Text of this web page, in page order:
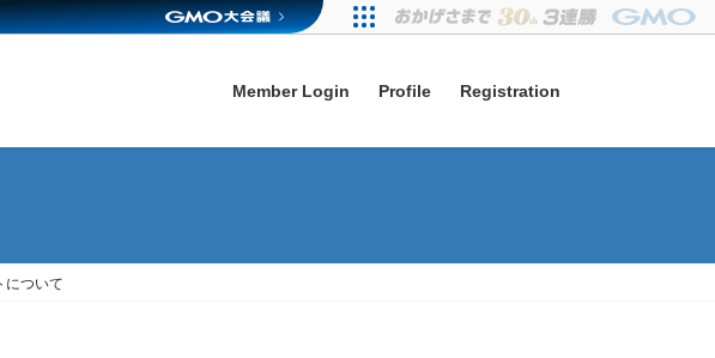
Member Login Profile Registration
について